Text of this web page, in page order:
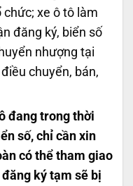
xe ô tô làm
đăng ký, biển số
nhượng tại
chuyển, bán,
đang trong thời
số, chỉ cần xin
có thể tham giao
ký tạm sẽ bị